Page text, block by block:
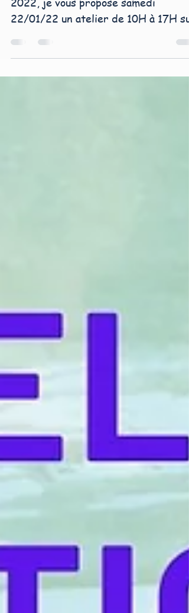
Bonjour, Pour bien commencer l'année
22/01/22 un atelier de 10H à 17H sur
"comment reconnaitre son EGO et